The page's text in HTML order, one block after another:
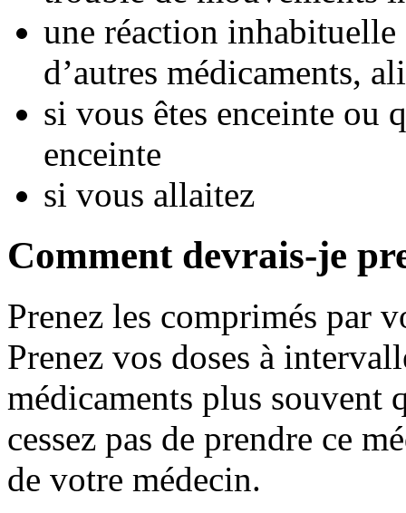
une réaction
d’autres médicaments,
si vous êtes enceinte ou
enceinte
si vous allaitez
Comment devrais-je
Prenez les comprimés par
Prenez vos doses à
médicaments plus souvent
cessez pas de prendre ce
de votre médecin.